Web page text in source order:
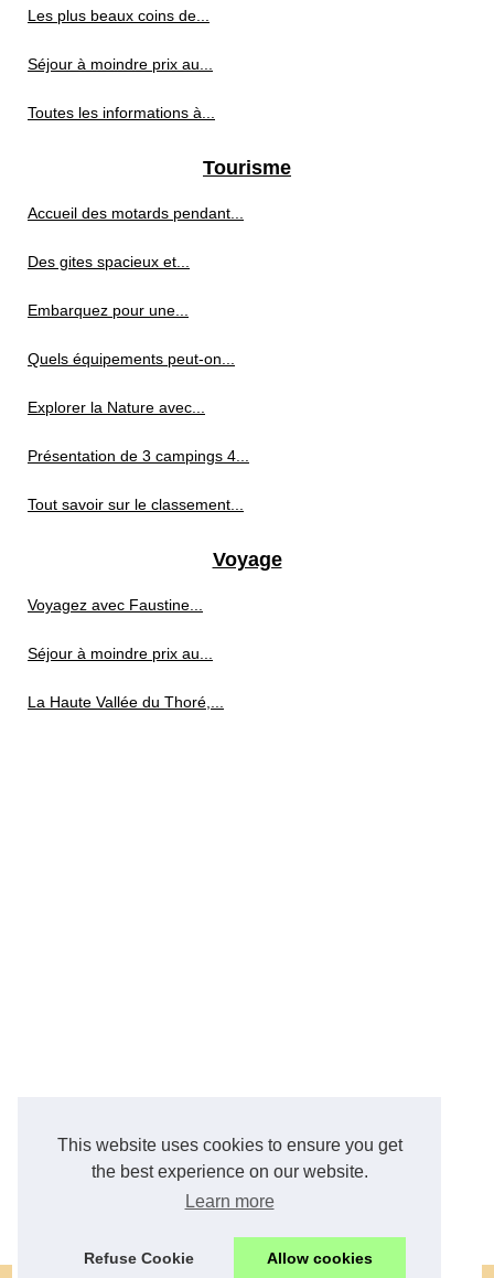
This website uses cookies to ensure you get
the best experience on our website.
Learn more
Refuse Cookie Allow cookies
Les plus beaux coins de...
Séjour à moindre prix au...
Toutes les informations à...
Tourisme
Accueil des motards pendant...
Des gites spacieux et...
Embarquez pour une...
Quels équipements peut-on...
Explorer la Nature avec...
Présentation de 3 campings 4...
Tout savoir sur le classement...
Voyage
Voyagez avec Faustine...
Séjour à moindre prix au...
La Haute Vallée du Thoré,...